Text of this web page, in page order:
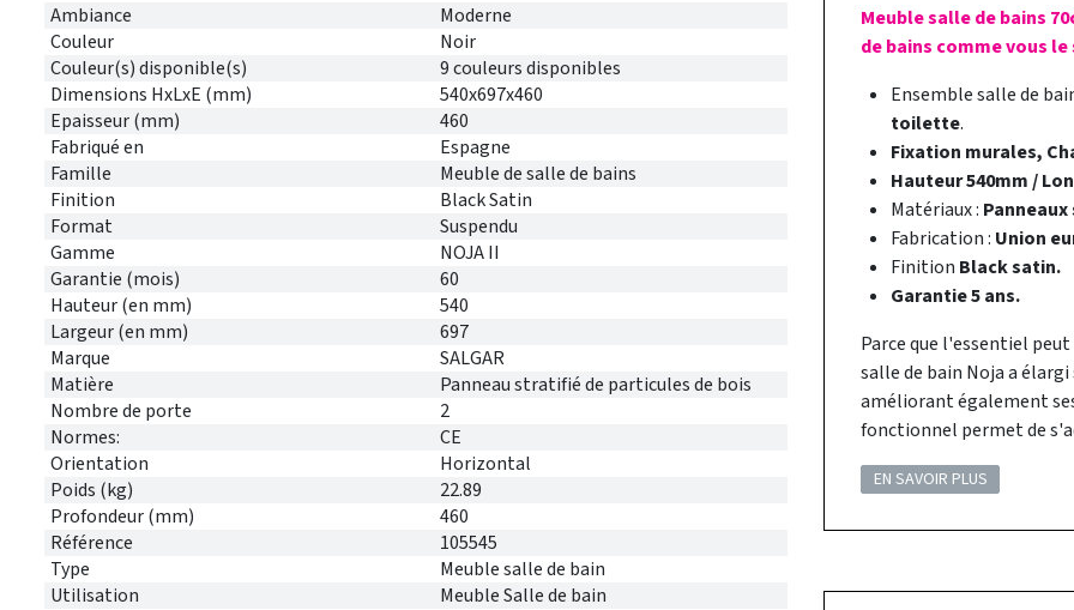
Ambiance
Moderne
Couleur
Noir
Couleur(s) disponible(s)
9 couleurs disponibles
Dimensions HxLxE (mm)
540x697x460
Epaisseur (mm)
460
Fabriqué en
Espagne
Famille
Meuble de salle de bains
Finition
Black Satin
Format
Suspendu
Gamme
NOJA II
Garantie (mois)
60
Hauteur (en mm)
540
Largeur (en mm)
697
Marque
SALGAR
Matière
Panneau stratifié de particules de bois
Nombre de porte
2
Normes:
CE
Orientation
Horizontal
Poids (kg)
22.89
Profondeur (mm)
460
Référence
105545
Type
Meuble salle de bain
Utilisation
Meuble Salle de bain
Meuble salle de bains
de bains comme vous
Ensemble salle de
toilette.
Fixation murales,
Hauteur 540mm /
Matériaux :
Fabrication : Union
Finition Black satin.
Garantie 5 ans.
Parce que l'essentiel
salle de bain Noja a
améliorant également
fonctionnel permet de
EN SAVOIR PLUS